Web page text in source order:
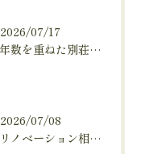
2026/07/17
築年数を重ねた別荘を、これからも快適に暮らせる住まいへ。
2026/07/08
【リノベーション相談会開催中🚩】